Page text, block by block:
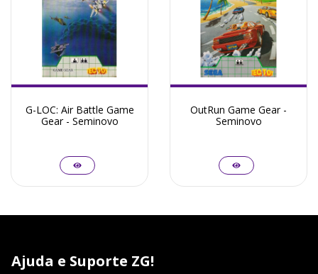
G-LOC: Air Battle Game
Gear - Seminovo
OutRun Game Gear -
Seminovo
Ajuda e Suporte ZG!